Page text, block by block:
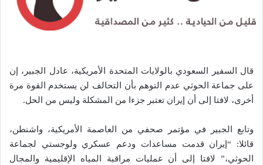
قال السفير السعودي بالولايات المتحدة الأمريكية، عادل الجبير، إن
على جماعة الحوثي عدم التوهم بأن التحالف لن يستخدم القوة مرة
أخرى، لافتا إلى أن إيران تعتبر جزءا من المشكلة وليس من الحل.
وتابع الجبير في مؤتمر صحفي من العاصمة الأمريكية، واشنطن،
قائلا: “إيران قدمت مساعدات ودعم عسكري ولوجستي لجماعة
الحوثي،” لافتا إلى أن عمليات مراقبة المياه الإقليمية والمجال